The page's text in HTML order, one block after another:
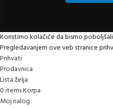
Koristimo kolačiće da bismo
Pregledavanjem ove veb stranice
Prihvati
Prodavnica
Lista želja
0itemsKorpa
Moj nalog